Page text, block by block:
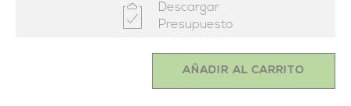
Descargar
Presupuesto
AÑADIR AL CARRITO